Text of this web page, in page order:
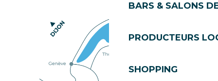
BARS & SALONS
PRODUCTEURS
SHOPPING